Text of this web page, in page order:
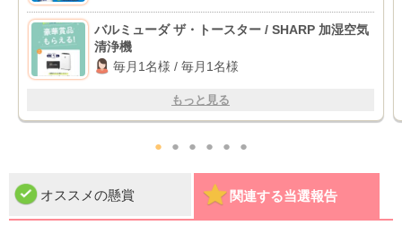
バルミューダ ザ・トースター / SHARP 加湿空気
清浄機
毎月1名様 / 毎月1名様
もっと見る
● ● ● ● ● ●
オススメの懸賞 関連する当選報告